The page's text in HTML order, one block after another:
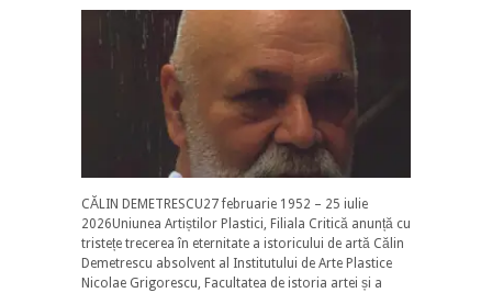
CĂLIN DEMETRESCU27 februarie 1952 – 25 iulie
2026Uniunea Artiștilor Plastici, Filiala Critică anunță cu
tristețe trecerea în eternitate a istoricului de artă Călin
Demetrescu absolvent al Institutului de Arte Plastice
Nicolae Grigorescu, Facultatea de istoria artei și a